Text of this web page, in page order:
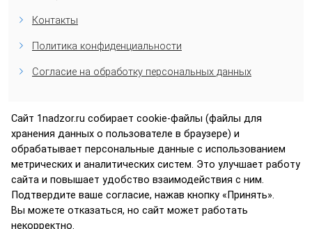
Контакты
Политика конфиденциальности
Согласие на обработку персональных данных
Контакты компании «Технический Надзор»
Москва, ул. 1-я Дубровская, д. 13а, стр. 2, офис 314
Телефон:+7 (495) 230-00-92(Многоканальный)
Технический специалист:+7 (903) 771-77-99
Электронная почта:info@1nadzor.ru
Сайт 1nadzor.ru собирает cookie-файлы (файлы для
хранения данных о пользователе в браузере) и
обрабатывает персональные данные с использованием
метрических и аналитических систем. Это улучшает работу
сайта и повышает удобство взаимодействия с ним.
Подтвердите ваше согласие, нажав кнопку «Принять».
Вы можете отказаться, но сайт может работать
некорректно.